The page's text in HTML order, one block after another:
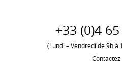
+33 (0)4
(Lundi – Vendredi de 9h à